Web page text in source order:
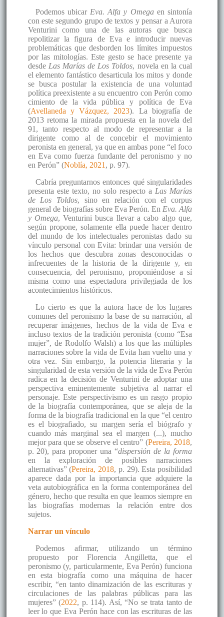
Podemos ubicar Eva. Alfa y Omegaen sintonía
con este segundo grupo de textos y pensar a Aurora
Venturini como una de las autoras que busca
repolitizar la figura de Eva e introducir nuevas
problemáticas que desborden los límites impuestos
por las mitologías. Este gesto se hace presente ya
desde Las Marías de Los Toldos, novela en la cual
el elemento fantástico desarticula los mitos y donde
se busca postular la existencia de una voluntad
política preexistente a su encuentro con Perón como
cimiento de la vida pública y política de Eva
(Avellaneda y Vázquez, 2023). La biografía de
2013 retoma la mirada propuesta en la novela del
91, tanto respecto al modo de representar a la
dirigente como al de concebir el movimiento
peronista en general, ya que en ambas pone “el foco
en Eva como fuerza fundante del peronismo y no
en Perón” (Noblía, 2021 , p. 97).
Cabría preguntarnos entonces qué singularidades
presenta este texto, no solo respecto a Las Marías
de Los Toldos, sino en relación con el corpus
general de biografías sobre Eva Perón. En Eva. Alfa
y Omega, Venturini busca llevar a cabo algo que,
según propone, solamente ella puede hacer dentro
del mundo de los intelectuales peronistas dado su
vínculo personal con Evita: brindar una versión de
los hechos que descubra zonas desconocidas o
infrecuentes de la historia de la dirigente y, en
consecuencia, del peronismo, proponiéndose a sí
misma como una espectadora privilegiada de los
acontecimientos históricos.
Lo cierto es que la autora hace de los lugares
comunes del peronismo la base de su narración, al
recuperar imágenes, hechos de la vida de Eva e
incluso textos de la tradición peronista (como “Esa
mujer”, de Rodolfo Walsh) a los que las múltiples
narraciones sobre la vida de Evita han vuelto una y
otra vez. Sin embargo, la potencia literaria y la
singularidad de esta versión de la vida de Eva Perón
radica en la decisión de Venturini de adoptar una
perspectiva eminentemente subjetiva al narrar el
personaje. Este perspectivismo es un rasgo propio
de la biografía contemporánea, que se aleja de la
forma de la biografía tradicional en la que “el centro
es el biografiado, su margen sería el biógrafo y
cuando más marginal sea el margen (...), mucho
mejor para que se observe el centro” (Pereira, 2018,
p. 20), para proponer una “dispersión de la forma
en la exploración de posibles narraciones
alternativas” (Pereira, 2018, p. 29). Esta posibilidad
aparece dada por la importancia que adquiere la
veta autobiográfica en la forma contemporánea del
género, hecho que resulta en que leamos siempre en
las biografías modernas la relación entre dos
sujetos.
Narrar un vínculo
Podemos afirmar, utilizando un término
propuesto por Florencia Angilletta, que el
peronismo (y, particularmente, Eva Perón) funciona
en esta biografía como una máquina de hacer
escribir, “en tanto dinamización de las escrituras y
circulaciones de las palabras públicas para las
mujeres” (2022, p. 114). Así, “No se trata tanto de
leer lo que Eva Perón hace con las escrituras de las